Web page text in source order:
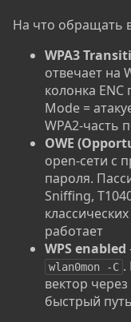
На что обращать
WPA3
отвечает на
колонка ENC
Mode =
WPA2-часть
OWE
open-сети с
пароля.
Sniffing,
работает
WPS enabled
wlan0mon -C .
вектор
быстрый